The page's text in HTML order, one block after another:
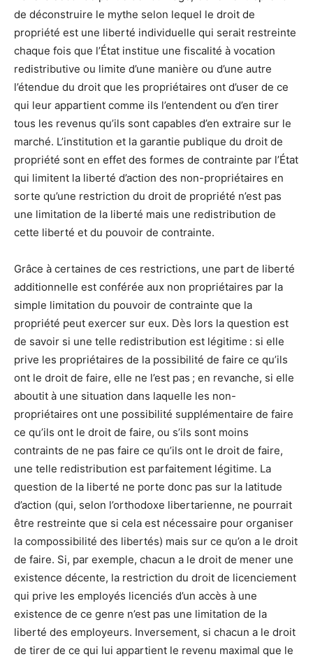
de déconstruire le mythe selon lequel le droit de
propriété est une liberté individuelle qui serait restreinte
chaque fois que l’État institue une fiscalité à vocation
redistributive ou limite d’une manière ou d’une autre
l’étendue du droit que les propriétaires ont d’user de ce
qui leur appartient comme ils l’entendent ou d’en tirer
tous les revenus qu’ils sont capables d’en extraire sur le
marché. L’institution et la garantie publique du droit de
propriété sont en effet des formes de contrainte par l’État
qui limitent la liberté d’action des non-propriétaires en
sorte qu’une restriction du droit de propriété n’est pas
une limitation de la liberté mais une redistribution de
cette liberté et du pouvoir de contrainte.
Grâce à certaines de ces restrictions, une part de liberté
additionnelle est conférée aux non propriétaires par la
simple limitation du pouvoir de contrainte que la
propriété peut exercer sur eux. Dès lors la question est
de savoir si une telle redistribution est légitime : si elle
prive les propriétaires de la possibilité de faire ce qu’ils
ont le droit de faire, elle ne l’est pas ; en revanche, si elle
aboutit à une situation dans laquelle les non-
propriétaires ont une possibilité supplémentaire de faire
ce qu’ils ont le droit de faire, ou s’ils sont moins
contraints de ne pas faire ce qu’ils ont le droit de faire,
une telle redistribution est parfaitement légitime. La
question de la liberté ne porte donc pas sur la latitude
d’action (qui, selon l’orthodoxe libertarienne, ne pourrait
être restreinte que si cela est nécessaire pour organiser
la compossibilité des libertés) mais sur ce qu’on a le droit
de faire. Si, par exemple, chacun a le droit de mener une
existence décente, la restriction du droit de licenciement
qui prive les employés licenciés d’un accès à une
existence de ce genre n’est pas une limitation de la
liberté des employeurs. Inversement, si chacun a le droit
de tirer de ce qui lui appartient le revenu maximal que le